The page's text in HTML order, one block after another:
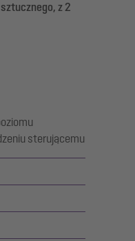
z 2
sterującemu